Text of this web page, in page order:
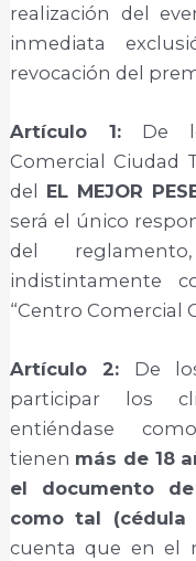
realización del
inmediata
revocación del
Artículo 1:De
Comercial Ciudad
del EL MEJOR
será el único
del
indistintamente
“Centro Comercial
Artículo 2: De
participar los
entiéndase
tienen más de 18
el documento
como tal (cédula
cuenta que en el